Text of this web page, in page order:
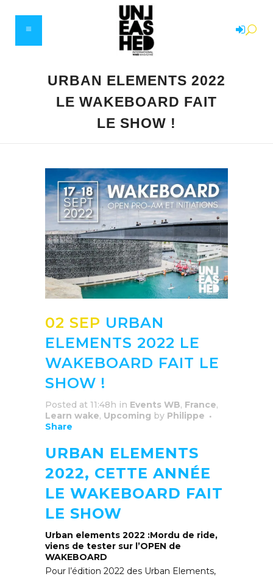
URBAN ELEMENTS 2022
LE WAKEBOARD FAIT
LE SHOW !
02 SEP URBAN
ELEMENTS 2022 LE
WAKEBOARD FAIT LE
SHOW !
Posted at 11:48h in Events WB, France,
Learn wake, Upcoming by Philippe
Share
URBAN ELEMENTS
2022, CETTE ANNÉE
LE WAKEBOARD FAIT
LE SHOW
Urban elements 2022 :Mordu de ride,
viens de tester sur l’OPEN de
WAKEBOARD
Pour l’édition 2022 des Urban Elements,